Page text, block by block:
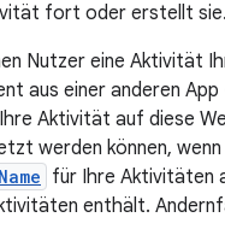
fort oder erstellt sie.
Nutzer eine Aktivität
aus einer anderen
Aktivität auf diese
werden können,
für Ihre Aktivitäten
enthält.